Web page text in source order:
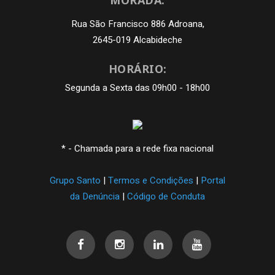
Rua São Francisco 886 Adroana,
2645-019 Alcabideche
HORÁRIO:
Segunda a Sexta das 09h00 - 18h00
* - Chamada para a rede fixa nacional
Grupo Santo | Termos e Condições | Portal
da Denúncia | Código de Conduta